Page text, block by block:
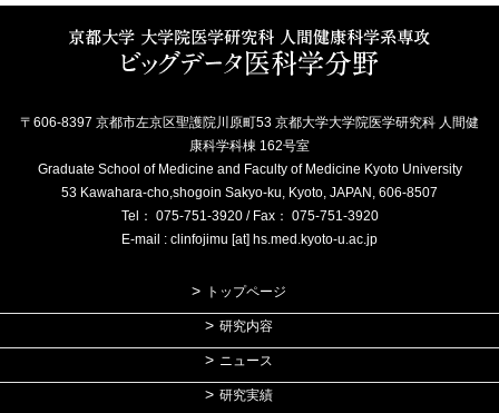
〒606-8397 京都市左京区聖護院川原町53 京都大学大学院医学研究科 人間健
康科学科棟 162号室
Graduate School of Medicine and Faculty of Medicine Kyoto University
53 Kawahara-cho,shogoin Sakyo-ku, Kyoto, JAPAN, 606-8507
Tel： 075-751-3920 / Fax： 075-751-3920
E-mail : clinfojimu [at] hs.med.kyoto-u.ac.jp
トップページ
研究内容
ニュース
研究実績